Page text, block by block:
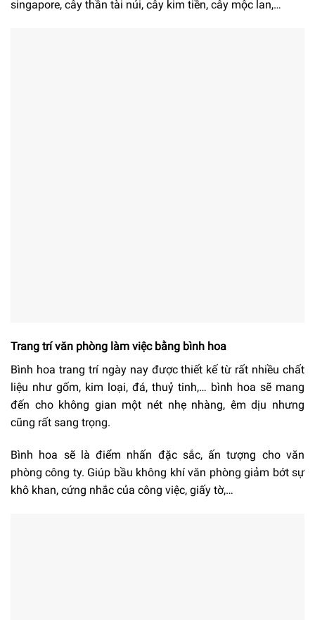
singapore, cây thần tài núi, cây kim tiền, cây mộc lan,…
Trang trí văn phòng làm việc bằng bình hoa
Bình hoa trang trí ngày nay được thiết kế từ rất nhiều chất
liệu như gốm, kim loại, đá, thuỷ tinh,… bình hoa sẽ mang
đến cho không gian một nét nhẹ nhàng, êm dịu nhưng
cũng rất sang trọng.
Bình hoa sẽ là điểm nhấn đặc sắc, ấn tượng cho văn
phòng công ty. Giúp bầu không khí văn phòng giảm bớt sự
khô khan, cứng nhắc của công việc, giấy tờ,…